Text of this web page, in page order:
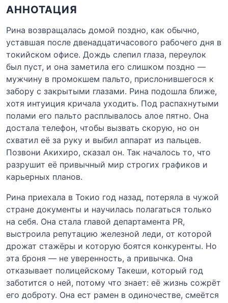
АННОТАЦИЯ
Рина возвращалась домой поздно, как обычно,
уставшая после двенадцатичасового рабочего дня в
токийском офисе. Дождь слепил глаза, переулок
был пуст, и она заметила его слишком поздно —
мужчину в промокшем пальто, прислонившегося к
забору с закрытыми глазами. Рина подошла ближе,
хотя интуиция кричала уходить. Под распахнутыми
полами его пальто расплывалось алое пятно. Она
достала телефон, чтобы вызвать скорую, но он
схватил её за руку и выбил аппарат из пальцев.
Позвони Акихиро, сказал он. Так началось то, что
разрушит её привычный мир строгих графиков и
карьерных планов.
Рина приехала в Токио год назад, потеряла в чужой
стране документы и научилась полагаться только
на себя. Она стала главой департамента PR,
выстроила репутацию железной леди, от которой
дрожат стажёры и которую боятся конкуренты. Но
эта броня — не уверенность, а привычка. Она
отказывает полицейскому Такеши, который год
заботится о ней, потому что знает: её жизнь сожрёт
его доброту. Она ест рамен в одиночестве, смеётся